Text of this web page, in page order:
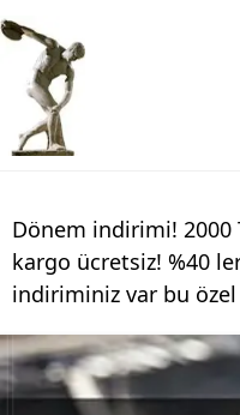
Dönem indirimi! 2000
kargo ücretsiz! %40
indiriminiz var bu